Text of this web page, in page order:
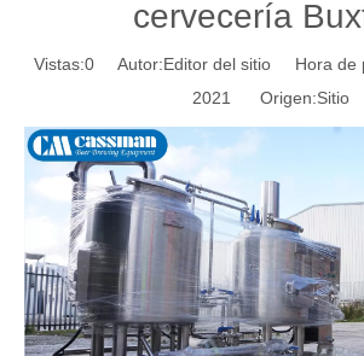
cervecería
Vistas:0 Autor:Editor del sitio Hora de
2021 Origen:Sitio